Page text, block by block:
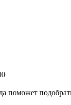
поможет